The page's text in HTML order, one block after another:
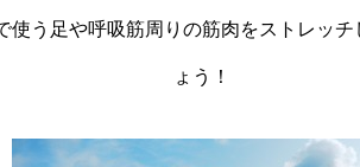
使う足や呼吸筋周りの筋肉をストレッ
ょう！